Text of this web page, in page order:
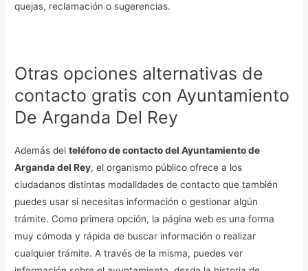
quejas, reclamación o sugerencias.
Otras opciones alternativas de
contacto gratis con Ayuntamiento
De Arganda Del Rey
Además delteléfono de contacto del Ayuntamiento de
Arganda del Rey, el organismo público ofrece a los
ciudadanos distintas modalidades de contacto que también
puedes usar si necesitas información o gestionar algún
trámite. Como primera opción, la página web es una forma
muy cómoda y rápida de buscar información o realizar
cualquier trámite. A través de la misma, puedes ver